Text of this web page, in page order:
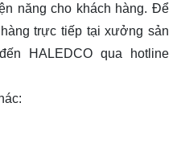
năng cho khách hàng. Để
trực tiếp tại xưởng sản
HALEDCO qua hotline